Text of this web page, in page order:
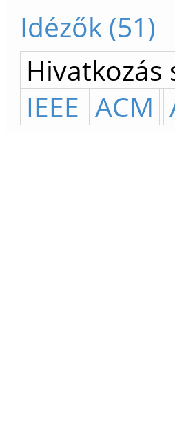
Idézők (51)
Hivatkozás
IEEE ACM